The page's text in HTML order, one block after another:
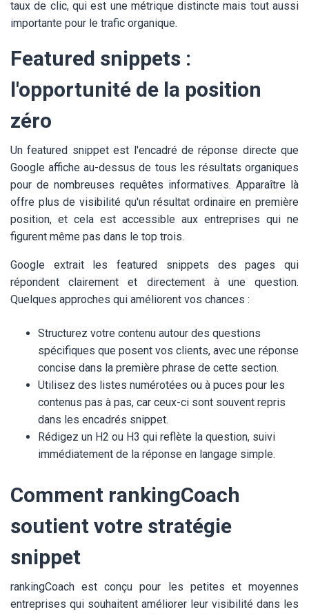
taux de clic, qui est une métrique distincte mais tout aussi
importante pour le trafic organique.
Featured snippets :
l'opportunité de la position
zéro
Un featured snippet est l'encadré de réponse directe que
Google affiche au-dessus de tous les résultats organiques
pour de nombreuses requêtes informatives. Apparaître là
offre plus de visibilité qu'un résultat ordinaire en première
position, et cela est accessible aux entreprises qui ne
figurent même pas dans le top trois.
Google extrait les featured snippets des pages qui
répondent clairement et directement à une question.
Quelques approches qui améliorent vos chances :
Structurez votre contenu autour des questions
spécifiques que posent vos clients, avec une réponse
concise dans la première phrase de cette section.
Utilisez des listes numérotées ou à puces pour les
contenus pas à pas, car ceux-ci sont souvent repris
dans les encadrés snippet.
Rédigez un H2 ou H3 qui reflète la question, suivi
immédiatement de la réponse en langage simple.
Comment rankingCoach
soutient votre stratégie
snippet
rankingCoach est conçu pour les petites et moyennes
entreprises qui souhaitent améliorer leur visibilité dans les